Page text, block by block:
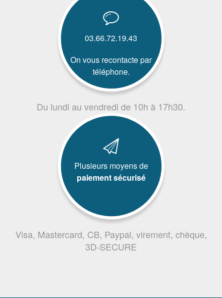
03.66.72.19.43
On vous recontacte par
téléphone.
Du lundi au vendredi de 10h à 17h30.
Plusieurs moyens de
paiement sécurisé
Visa, Mastercard, CB, Paypal, virement, chèque,
3D-SECURE